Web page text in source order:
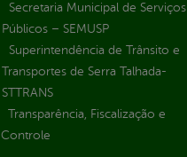
Secretaria Municipal de Serviços
Públicos – SEMUSP
Superintendência de Trânsito e
Transportes de Serra Talhada-
STTRANS
Transparência, Fiscalização e
Controle